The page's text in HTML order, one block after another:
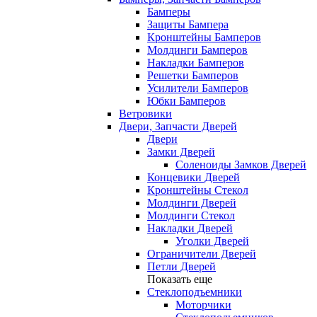
Бамперы
Защиты Бампера
Кронштейны Бамперов
Молдинги Бамперов
Накладки Бамперов
Решетки Бамперов
Усилители Бамперов
Юбки Бамперов
Ветровики
Двери, Запчасти Дверей
Двери
Замки Дверей
Соленоиды Замков Дверей
Концевики Дверей
Кронштейны Стекол
Молдинги Дверей
Молдинги Стекол
Накладки Дверей
Уголки Дверей
Ограничители Дверей
Петли Дверей
Показать еще
Стеклоподъемники
Моторчики